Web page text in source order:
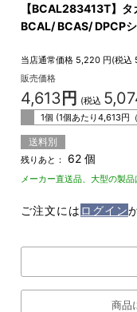
【BCAL283413T】
BCAL/ BCAS/ DPCP
当店通常価格 5,220 円(税込
販売価格
4,613 円 (税込
1個 (1個あたり4,613円
送料別
残りあと： 62 個
メーカー直送品、大型の製
ご注文には ログイン
商品